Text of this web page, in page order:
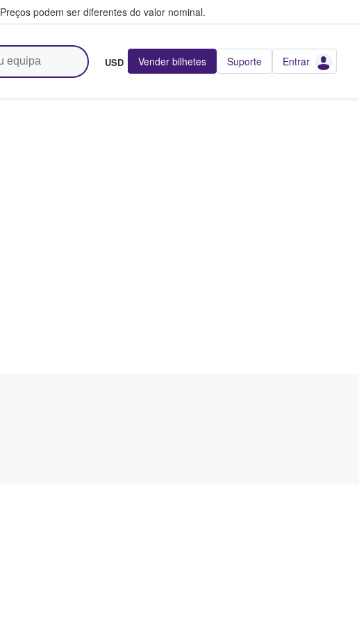
Preços podem ser diferentes do valor nominal.
USD Vender bilhetes Suporte Entrar